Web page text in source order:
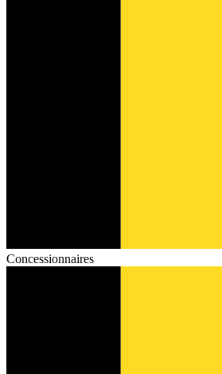
Concessionnaires